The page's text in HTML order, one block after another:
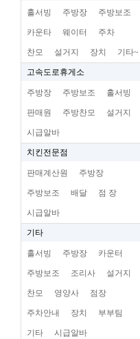
홀서빙 주방장 주방보조
카운타 웨이터 주차
찬모 설거지 장치 기타~
고속도로휴게소
주방장 주방보조 홀서빙
판매원 주방찬모 설거지
시급알바
치킨전문점
판매계산원 주방장
주방보조 배달 점 장
시급알바
기타
홀서빙 주방장 카운터
주방보조 조리사 설거지
찬모 영양사 점장
주차안내 장치 부부팀
기타 시급알바